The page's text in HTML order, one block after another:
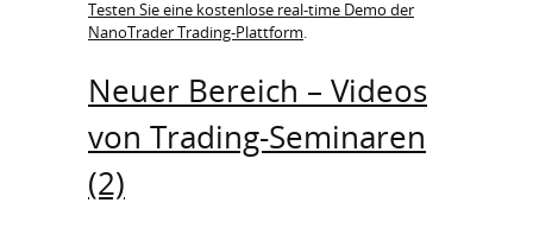
Testen Sie eine kostenlose real-time Demo der
NanoTrader Trading-Plattform.
Neuer Bereich – Videos
von Trading-Seminaren
(2)